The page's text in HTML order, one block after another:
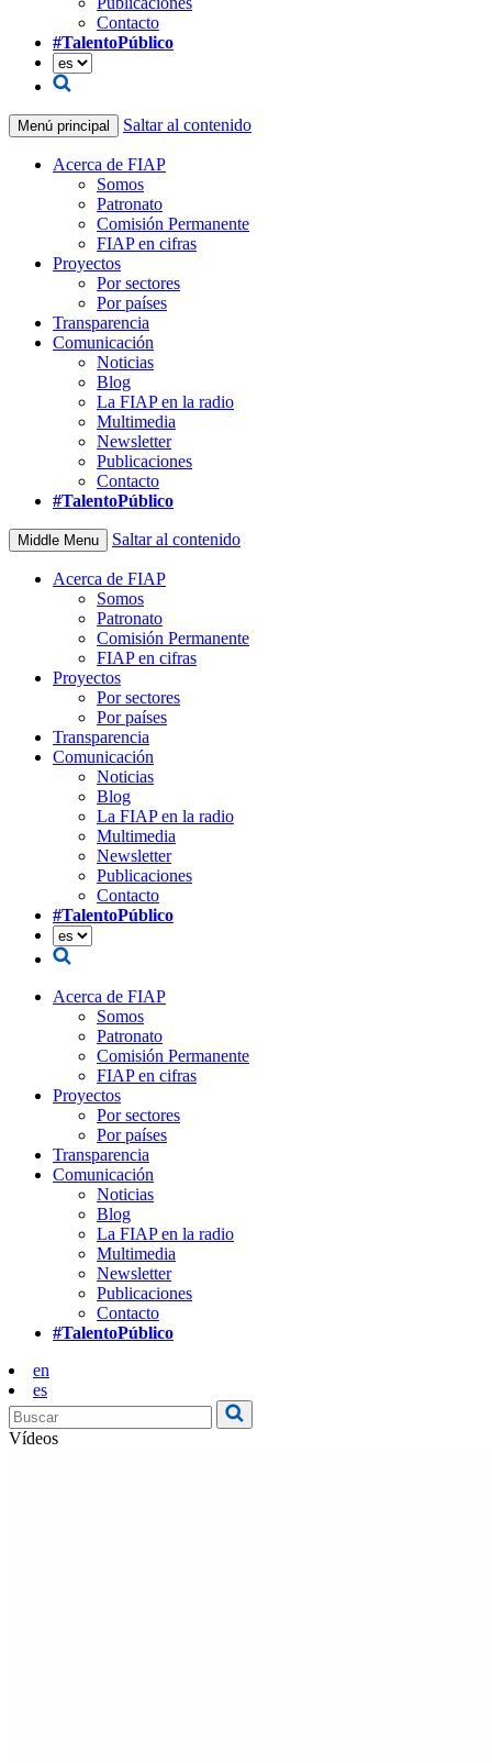
Contacto
#TalentoPúblico
Menú principal Saltar al contenido
Acerca de FIAP
Somos
Patronato
Comisión Permanente
FIAP en cifras
Proyectos
Por sectores
Por países
Transparencia
Comunicación
Noticias
Blog
La FIAP en la radio
Multimedia
Newsletter
Publicaciones
Contacto
#TalentoPúblico
Middle Menu Saltar al contenido
Acerca de FIAP
Somos
Patronato
Comisión Permanente
FIAP en cifras
Proyectos
Por sectores
Por países
Transparencia
Comunicación
Noticias
Blog
La FIAP en la radio
Multimedia
Newsletter
Publicaciones
Contacto
#TalentoPúblico
Acerca de FIAP
Somos
Patronato
Comisión Permanente
FIAP en cifras
Proyectos
Por sectores
Por países
Transparencia
Comunicación
Noticias
Blog
La FIAP en la radio
Multimedia
Newsletter
Publicaciones
Contacto
#TalentoPúblico
en
es
Vídeos